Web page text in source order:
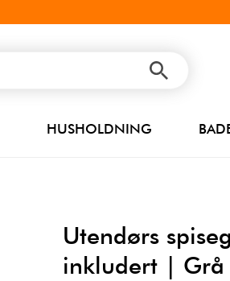
HUSHOLDNING
Utendørs
inkludert | Grå